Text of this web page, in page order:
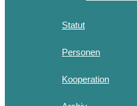
Statut
Personen
Kooperation